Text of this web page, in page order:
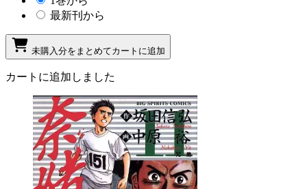
最新刊から
未購入分をまとめてカートに追加
カートに追加しました